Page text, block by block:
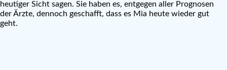
heutiger Sicht sagen. Sie haben es, entgegen aller Prognosen
der Ärzte, dennoch geschafft, dass es Mia heute wieder gut
geht.